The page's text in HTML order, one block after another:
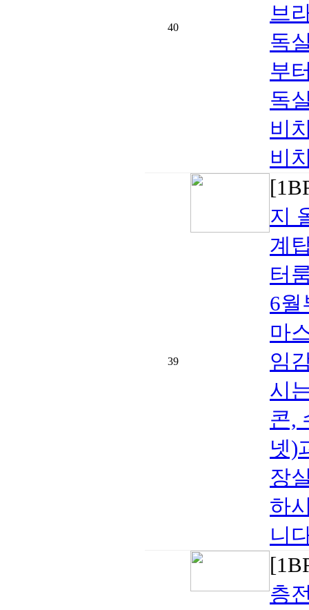
40
브
독
부
독
비
비
39
지
계
터
6월
마
임
시
콘,
넷)
장
하
니
층